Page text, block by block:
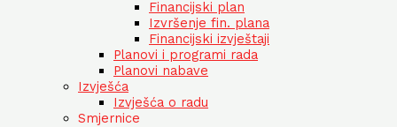
Financijski plan
Izvršenje fin. plana
Financijski izvještaji
Planovi i programi rada
Planovi nabave
Izvješća
Izvješća o radu
Smjernice